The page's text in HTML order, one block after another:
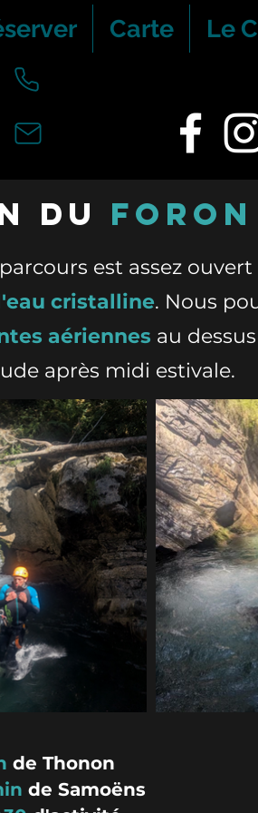
Carte Le
du foron
est assez
cristalline. Nous
aériennes au
après midi estivale.
de Thonon
de Samoëns